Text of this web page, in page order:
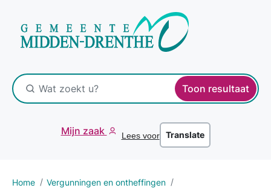
Toon resultaat
Mijn zaak Lees voor Translate
Home
Vergunningen en ontheffingen